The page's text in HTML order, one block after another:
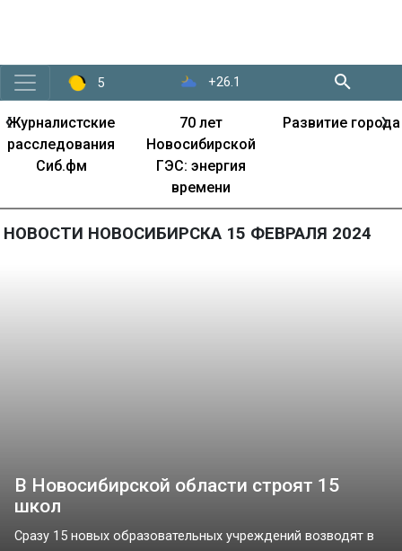
5 +26.1
Журналистские
расследования
Сиб.фм
70 лет
Новосибирской
ГЭС: энергия
времени
Развитие города
‹ ›
НОВОСТИ НОВОСИБИРСКА 15 ФЕВРАЛЯ 2024
В Новосибирской области строят 15
школ
Сразу 15 новых образовательных учреждений возводят в